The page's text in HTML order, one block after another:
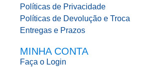
Políticas de Privacidade
Políticas de Devolução e Troca
Entregas e Prazos
MINHA CONTA
Faça o Login